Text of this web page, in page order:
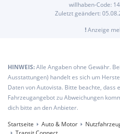
willhaben-Code:
Zuletzt geändert:
!Anzeige
HINWEIS:Alle Angaben ohne Gewähr.
Ausstattungen) handelt es sich um
Daten von Autovista. Bitte beachte, dass
Fahrzeugangebot zu Abweichungen
dich bitte an den Anbieter.
Startseite
Auto & Motor